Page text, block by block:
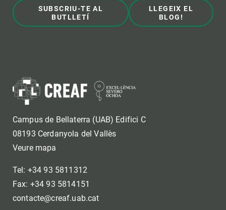
SUBSCRIU-TE AL
BUTLLETÍ
LLEGEIX EL
BLOG!
Campus de Bellaterra (UAB) Edifici C
08193 Cerdanyola del Vallès
Veure mapa
Tel: +34 93 5811312
Fax: +34 93 5814151
contacte@creaf.uab.cat